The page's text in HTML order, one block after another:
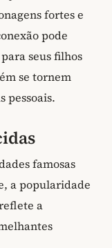
fortes e
pode
seus filhos
se tornem
pessoais.
famosas
a popularidade
a